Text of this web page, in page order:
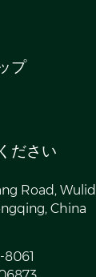
プ
ださい
Road,
China
8061